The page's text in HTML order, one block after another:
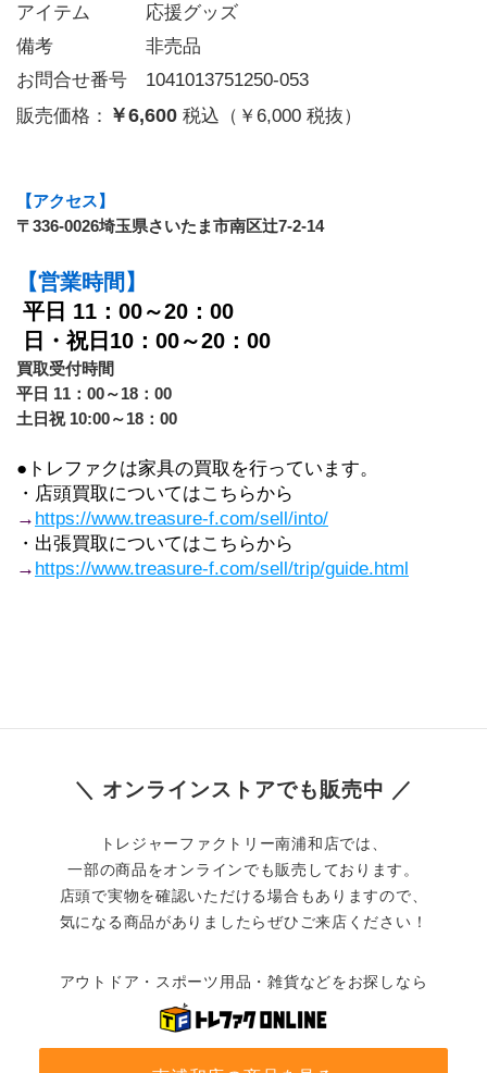
アイテム   応援グッズ
備考     非売品
お問合せ番号 1041013751250-053
販売価格： ￥6,600 税込（￥6,000 税抜）
【アクセス】
〒336-0026埼玉県さいたま市南区辻7-2-14
【営業時間】
平日 11：00～20：00
日・祝日10：00～20：00
買取受付時間
平日 11：00～18：00
土日祝 10:00～18：00
●トレファクは家具の買取を行っています。
・店頭買取についてはこちらから
→ https://www.treasure-f.com/sell/into/
・出張買取についてはこちらから
→ https://www.treasure-f.com/sell/trip/guide.html
＼ オンラインストアでも販売中 ／
トレジャーファクトリー南浦和店では、
一部の商品をオンラインでも販売しております。
店頭で実物を確認いただける場合もありますので、
気になる商品がありましたらぜひご来店ください！
アウトドア・スポーツ用品・雑貨などをお探しなら